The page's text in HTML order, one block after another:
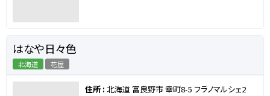
はなや日々色
北海道 花屋
住所 : 北海道 富良野市 幸町8-5 フラノマルシェ2